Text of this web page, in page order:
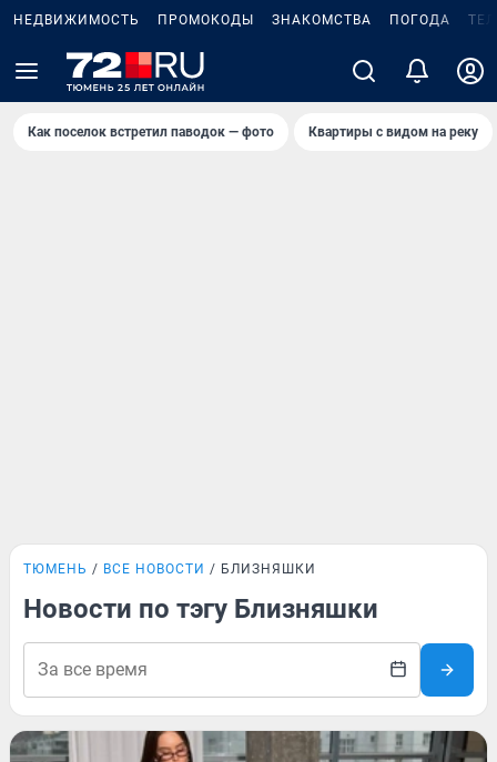
НЕДВИЖИМОСТЬ ПРОМОКОДЫ ЗНАКОМСТВА ПОГОДА
Как поселок встретил паводок — фото Квартиры с видом на реку
ТЮМЕНЬ ВСЕ НОВОСТИ БЛИЗНЯШКИ
Новости по тэгу Близняшки